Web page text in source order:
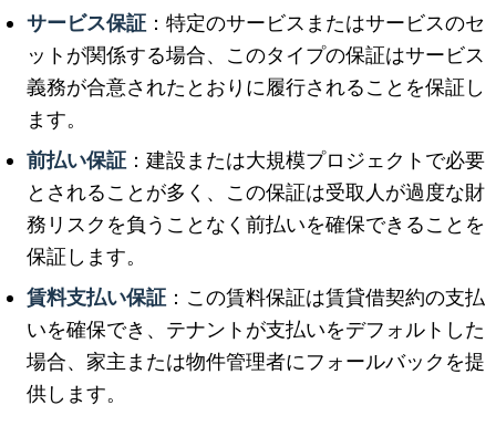
サービス保証 ：特定のサービスまたはサービスのセ
ットが関係する場合、このタイプの保証はサービス
義務が合意されたとおりに履行されることを保証し
ます。
前払い保証 ：建設または大規模プロジェクトで必要
とされることが多く、この保証は受取人が過度な財
務リスクを負うことなく前払いを確保できることを
保証します。
賃料支払い保証 ：この賃料保証は賃貸借契約の支払
いを確保でき、テナントが支払いをデフォルトした
場合、家主または物件管理者にフォールバックを提
供します。